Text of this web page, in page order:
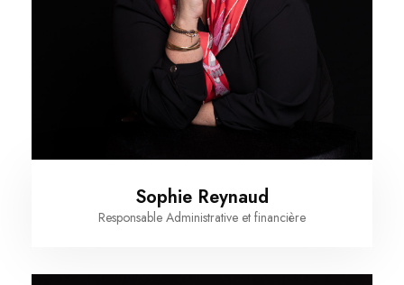
Sophie Reynaud
Responsable Administrative et financière